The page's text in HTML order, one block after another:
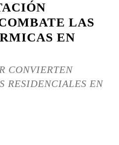
LAS
EN
CONVIERTEN
RESIDENCIALES EN